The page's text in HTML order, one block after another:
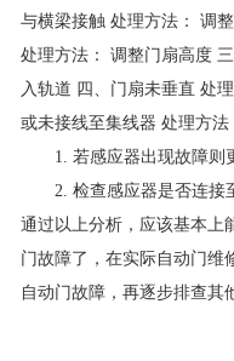
与横梁接触 处理方法： 调
处理方法： 调整门扇高度
入轨道 四、门扇未垂直 处
或未接线至集线器 处理方法
1. 若感应器出现故障则
2. 检查感应器是否连接
通过以上分析，应该基本上
门故障了，在实际自动门维
自动门故障，再逐步排查其